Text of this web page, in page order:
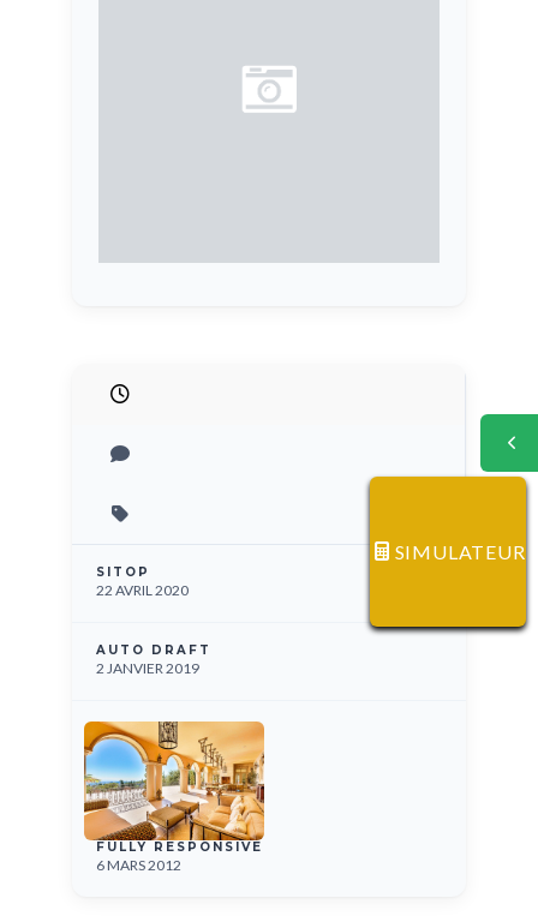
SITOP
22 AVRIL 2020
AUTO DRAFT
2 JANVIER 2019
FULLY RESPONSIVE
6 MARS 2012
SIMULATEUR